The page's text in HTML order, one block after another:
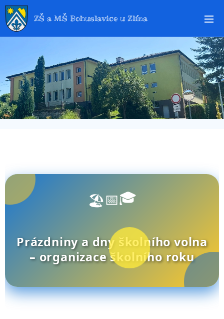
ZŠ a MŠ Bohuslavice u Zlína
🏖️📅🎓
Prázdniny a dny školního volna
– organizace školního roku